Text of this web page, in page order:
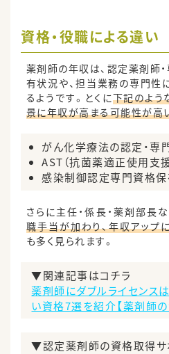
資格・役職による違い
薬剤師の年収は、認定薬剤師
有状況や、担当業務の専門性
るようです。とくに下記のよう
景に年収が高まる可能性が高
がん化学療法の認定・専
AST（抗菌薬適正使用支
感染制御認定専門資格
さらに主任・係長・薬剤部長
職手当が加わり、年収アップ
も多く見られます。
▼関連記事はコチラ
薬剤師にダブルライセンス
い資格7選を紹介【薬剤師の
▼認定薬剤師の資格取得サ